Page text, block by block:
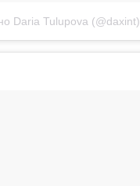
Daria Tulupova (@daxint)